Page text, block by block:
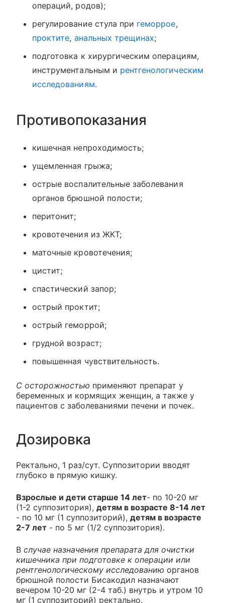
операций, родов);
регулирование стула при геморрое,
проктите, анальных трещинах;
подготовка к хирургическим операциям,
инструментальным и рентгенологическим
исследованиям.
Противопоказания
кишечная непроходимость;
ущемленная грыжа;
острые воспалительные заболевания
органов брюшной полости;
перитонит;
кровотечения из ЖКТ;
маточные кровотечения;
цистит;
спастический запор;
острый проктит;
острый геморрой;
грудной возраст;
повышенная чувствительность.
С осторожностью применяют препарат у
беременных и кормящих женщин, а также у
пациентов с заболеваниями печени и почек.
Дозировка
Ректально, 1 раз/сут. Суппозитории вводят
глубоко в прямую кишку.
Взрослые и дети старше 14 лет- по 10-20 мг
(1-2 суппозитория), детям в возрасте 8-14 лет
- по 10 мг (1 суппозиторий), детям в возрасте
2-7 лет - по 5 мг (1/2 суппозитория).
В случае назначения препарата для очистки
кишечника при подготовке к операции или
рентгенологическому исследованию органов
брюшной полости Бисакодил назначают
вечером 10-20 мг (2-4 таб.) внутрь и утром 10
мг (1 суппозиторий) ректально.